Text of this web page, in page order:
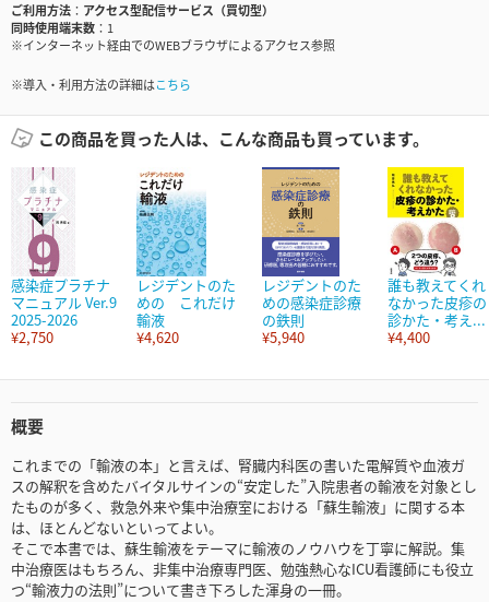
ご利用方法
アクセス型配信サービス（買切型）
同時使用端末数
1
※インターネット経由でのWEBブラウザによるアクセス参照
※導入・利用方法の詳細はこちら
この商品を買った人は、こんな商品も買っています。
感染症プラチナ
マニュアル Ver.9
2025-2026
¥2,750
レジデントのた
めの これだけ
輸液
¥4,620
レジデントのた
めの感染症診療
の鉄則
¥5,940
誰も教えてくれ
なかった皮疹の
診かた・考え...
¥4,400
概要
これまでの「輸液の本」と言えば、腎臓内科医の書いた電解質や血液ガ
スの解釈を含めたバイタルサインの“安定した”入院患者の輸液を対象とし
たものが多く、救急外来や集中治療室における「蘇生輸液」に関する本
は、ほとんどないといってよい。
そこで本書では、蘇生輸液をテーマに輸液のノウハウを丁寧に解説。集
中治療医はもちろん、非集中治療専門医、勉強熱心なICU看護師にも役立
つ“輸液力の法則”について書き下ろした渾身の一冊。